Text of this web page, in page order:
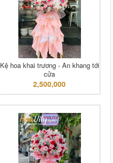
Kệ hoa khai trương - An khang tới
cửa
2,500,000